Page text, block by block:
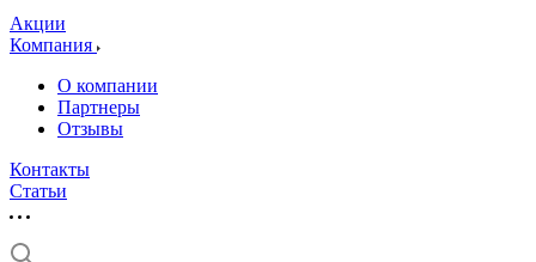
Акции
Компания
О компании
Партнеры
Отзывы
Контакты
Статьи